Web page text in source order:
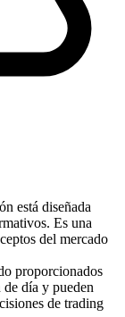
está diseñada
Es una
del mercado
proporcionados
día y pueden
de trading